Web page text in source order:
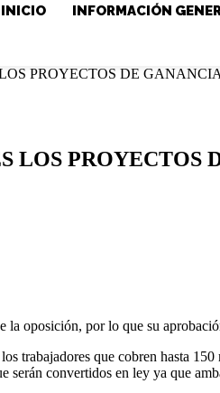
INICIO INFORMACIÓN
PROYECTOS DE
LOS PROYECTOS
oposición, por lo que su
trabajadores que cobren hasta
serán convertidos en ley ya que